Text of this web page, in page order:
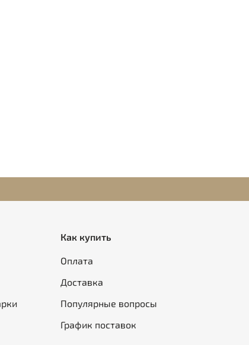
Как купить
Оплата
Доставка
Популярные вопросы
График поставок